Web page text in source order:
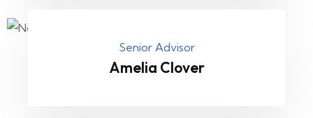
Senior Advisor
Amelia Clover